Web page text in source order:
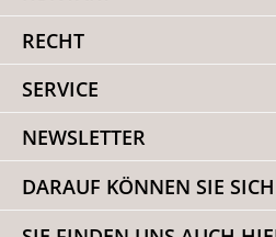
RECHT
SERVICE
NEWSLETTER
DARAUF KÖNNEN SIE